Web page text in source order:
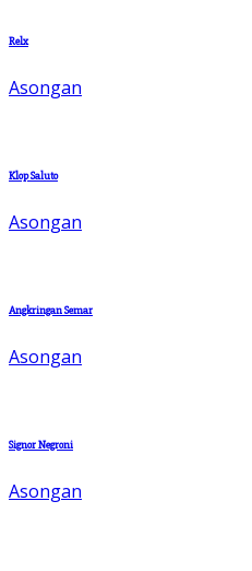
Relx
Asongan
Klop Saluto
Asongan
Angkringan Semar
Asongan
Signor Negroni
Asongan